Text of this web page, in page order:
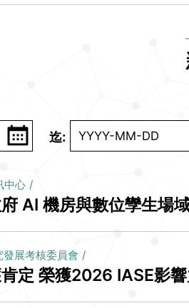
迄
中心
AI 機房與數位孿生場
展考核委員會
定 榮獲2026 IASE影